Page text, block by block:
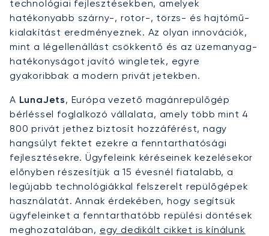
technológiai fejlesztésekben, amelyek
hatékonyabb szárny-, rotor-, törzs- és hajtómű-
kialakítást eredményeznek. Az olyan innovációk,
mint a légellenállást csökkentő és az üzemanyag-
hatékonyságot javító wingletek, egyre
gyakoribbak a modern privát jetekben.
A LunaJets, Európa vezető magánrepülőgép
bérléssel foglalkozó vállalata, amely több mint 4
800 privát jethez biztosít hozzáférést, nagy
hangsúlyt fektet ezekre a fenntarthatósági
fejlesztésekre. Ügyfeleink kéréseinek kezelésekor
előnyben részesítjük a 15 évesnél fiatalabb, a
legújabb technológiákkal felszerelt repülőgépek
használatát. Annak érdekében, hogy segítsük
ügyfeleinket a fenntarthatóbb repülési döntések
meghozatalában, egy dedikált cikket is kínálunk